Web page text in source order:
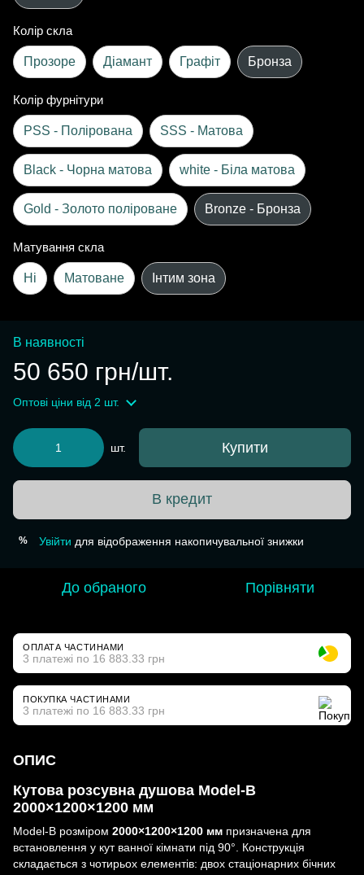
Колір скла
Прозоре Діамант Графіт Бронза
Колір фурнітури
PSS - Полірована SSS - Матова
Black - Чорна матова white - Біла матова
Gold - Золото поліроване Bronze - Бронза
Матування скла
Ні Матоване Інтим зона
В наявності
50 650 грн/шт.
Оптові ціни від 2 шт.
шт. Купити
В кредит
% Увійти для відображення накопичувальної знижки
До обраного Порівняти
ОПЛАТА ЧАСТИНАМИ
3 платежі по 16 883.33 грн
ПОКУПКА ЧАСТИНАМИ
3 платежі по 16 883.33 грн
ОПИС
Кутова розсувна душова Model-B
2000×1200×1200 мм
Model-B розміром 2000×1200×1200 мм призначена для
встановлення у кут ванної кімнати під 90°. Конструкція
складається з чотирьох елементів: двох стаціонарних бічних